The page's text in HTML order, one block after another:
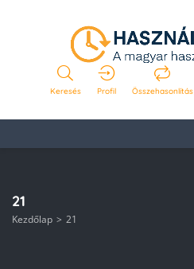
Keresés Profil Összehasonlítás
21
Kezdőlap 21